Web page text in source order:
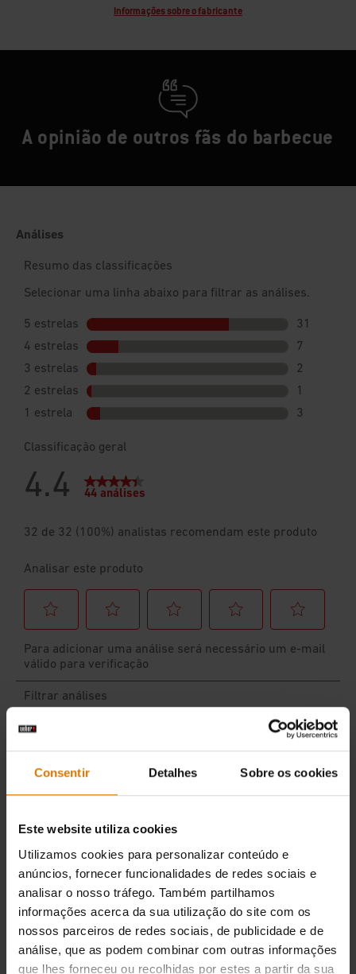
Consentir Detalhes Sobre os cookies
Este website utiliza cookies
Utilizamos cookies para personalizar conteúdo e
anúncios, fornecer funcionalidades de redes sociais e
analisar o nosso tráfego. Também partilhamos
informações acerca da sua utilização do site com os
nossos parceiros de redes sociais, de publicidade e de
análise, que as podem combinar com outras informações
que lhes forneceu ou recolhidas por estes a partir da sua
Informações sobre o fabricante
A opinião de outros fãs do barbecue